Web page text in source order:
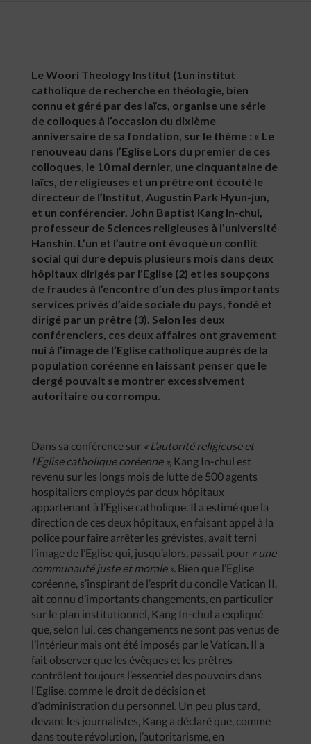
Le Woori Theology Institut (1un institut
catholique de recherche en théologie, bien
connu et géré par des laïcs, organise une série
de colloques à l’occasion du dixième
anniversaire de sa fondation, sur le thème : « Le
renouveau dans l’Eglise Lors du premier de ces
colloques, le 10 mai dernier, une cinquantaine de
laïcs, de religieuses et un prêtre ont écouté le
directeur de l’Institut, Augustin Park Hyun-jun,
et un conférencier, John Baptist Kang In-chul,
professeur de Sciences religieuses à l’université
Hanshin. L’un et l’autre ont évoqué un conflit
social qui dure depuis plusieurs mois dans deux
hôpitaux dirigés par l’Eglise (2) et les soupçons
de fraudes à l’encontre d’un des plus importants
services privés d’aide sociale du pays, fondé et
dirigé par un prêtre (3). Selon les deux
conférenciers, ces deux affaires ont gravement
nui à l’image de l’Eglise catholique auprès de la
population coréenne en laissant penser que le
clergé pouvait se montrer excessivement
autoritaire ou corrompu.
Dans sa conférence sur « L’autorité religieuse et
l’Eglise catholique coréenne », Kang In-chul est
revenu sur les longs mois de lutte de 500 agents
hospitaliers employés par deux hôpitaux
appartenant à l’Eglise catholique. Il a estimé que la
direction de ces deux hôpitaux, en faisant appel à la
police pour faire arrêter les grévistes, avait terni
l’image de l’Eglise qui, jusqu’alors, passait pour « une
communauté juste et morale ». Bien que l’Eglise
coréenne, s’inspirant de l’esprit du concile Vatican II,
ait connu d’importants changements, en particulier
sur le plan institutionnel, Kang In-chul a expliqué
que, selon lui, ces changements ne sont pas venus de
l’intérieur mais ont été imposés par le Vatican. Il a
fait observer que les évêques et les prêtres
contrôlent toujours l’essentiel des pouvoirs dans
l’Eglise, comme le droit de décision et
d’administration du personnel. Un peu plus tard,
devant les journalistes, Kang a déclaré que, comme
dans toute révolution, l’autoritarisme, en